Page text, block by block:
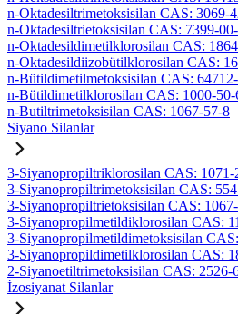
n-Oktadesiltrimetoksisilan CAS: 3069-
n-Oktadesiltrietoksisilan CAS: 7399-
n-Oktadesildimetilklorosilan CAS:
n-Oktadesildiizobütilklorosilan CAS:
n-Bütildimetilmetoksisilan CAS: 64712-
n-Bütildimetilklorosilan CAS: 1000-50-
n-Butiltrimetoksisilan CAS: 1067-57-8
Siyano Silanlar
3-Siyanopropiltriklorosilan CAS: 1071-
3-Siyanopropiltrimetoksisilan CAS:
3-Siyanopropiltrietoksisilan CAS:
3-Siyanopropilmetildiklorosilan CAS:
3-Siyanopropilmetildimetoksisilan
3-Siyanopropildimetilklorosilan CAS:
2-Siyanoetiltrimetoksisilan CAS: 2526-
İzosiyanat Silanlar